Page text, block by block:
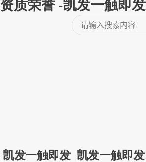
资质荣誉 -凯发一触即发
凯发一触即发 凯发一触即发